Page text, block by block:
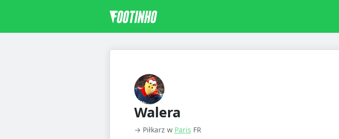
Walera
→ Piłkarz w Paris FR